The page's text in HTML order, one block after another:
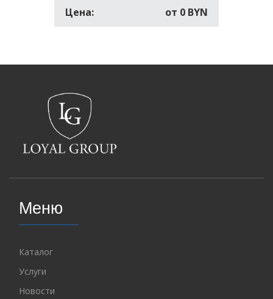
Цена: от 0 BYN
Меню
Каталог
Услуги
Новости